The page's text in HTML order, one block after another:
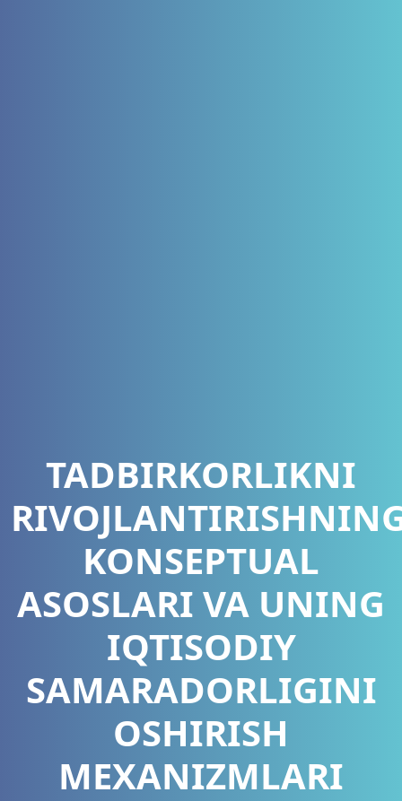
TADBIRKORLIKNI
KONSEPTUAL
ASOSLARI VA UNING
IQTISODIY
SAMARADORLIGINI
OSHIRISH
MEXANIZMLARI